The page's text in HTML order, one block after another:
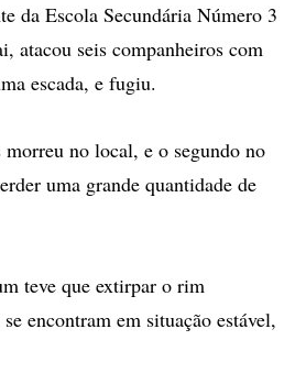
da Escola Secundária Número 3
atacou seis companheiros com
escada, e fugiu.
morreu no local, e o segundo no
uma grande quantidade de
teve que extirpar o rim
encontram em situação estável,